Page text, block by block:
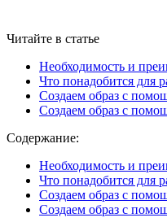
Читайте в статье
Необходимость и
Что понадобится для
Создаем образ с
Создаем образ с
Содержание:
Необходимость и
Что понадобится для
Создаем образ с
Создаем образ с